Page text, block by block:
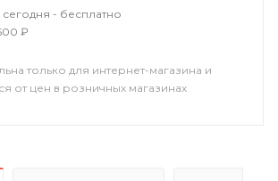
- бесплатно
₽
только для интернет-магазина и
от цен в розничных магазинах